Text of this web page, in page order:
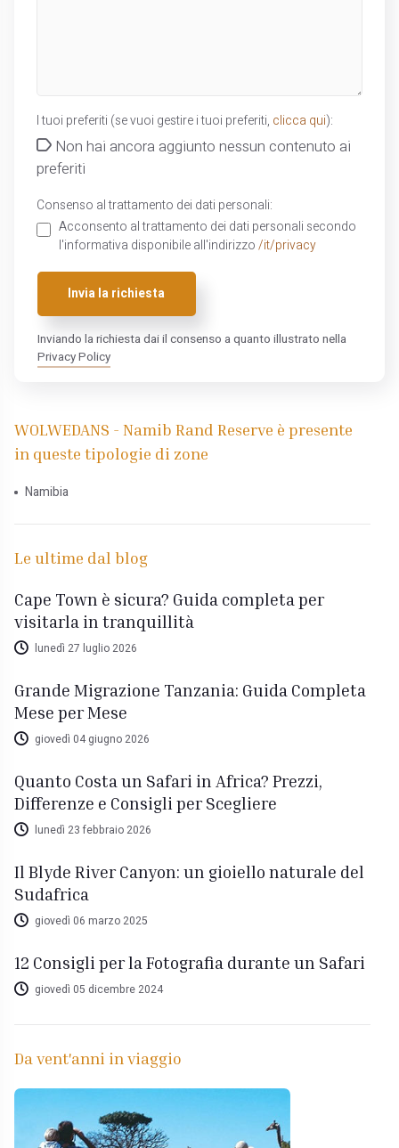
I tuoi preferiti (se vuoi gestire i tuoi preferiti, clicca qui):
Non hai ancora aggiunto nessun contenuto ai
preferiti
Consenso al trattamento dei dati personali:
Acconsento al trattamento dei dati personali secondo
l'informativa disponibile all'indirizzo /it/privacy
Invia la richiesta
Inviando la richiesta dai il consenso a quanto illustrato nella
Privacy Policy
WOLWEDANS - Namib Rand Reserve è presente
in queste tipologie di zone
Namibia
Le ultime dal blog
Cape Town è sicura? Guida completa per
visitarla in tranquillità
lunedì 27 luglio 2026
Grande Migrazione Tanzania: Guida Completa
Mese per Mese
giovedì 04 giugno 2026
Quanto Costa un Safari in Africa? Prezzi,
Differenze e Consigli per Scegliere
lunedì 23 febbraio 2026
Il Blyde River Canyon: un gioiello naturale del
Sudafrica
giovedì 06 marzo 2025
12 Consigli per la Fotografia durante un Safari
giovedì 05 dicembre 2024
Da vent'anni in viaggio